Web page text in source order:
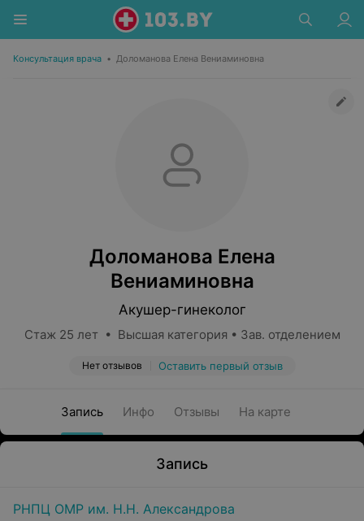
Консультация врача • Доломанова Елена Вениаминовна
Доломанова Елена
Вениаминовна
Акушер-гинеколог
Стаж 25 лет • Высшая категория • Зав. отделением
Нет отзывов Оставить первый отзыв
Запись Инфо Отзывы На карте
Запись
РНПЦ ОМР им. Н.Н. Александрова